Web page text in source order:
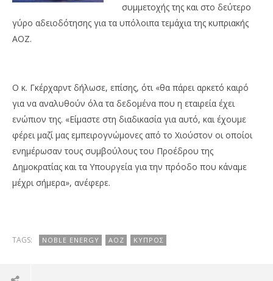
συμμετοχής της και στο δεύτερο
γύρο αδειοδότησης για τα υπόλοιπα τεμάχια της κυπριακής
ΑΟΖ.
Ο κ. Γκέρχαρντ δήλωσε, επίσης, ότι «θα πάρει αρκετό καιρό
για να αναλυθούν όλα τα δεδομένα που η εταιρεία έχει
ενώπιον της. «Είμαστε στη διαδικασία για αυτό, και έχουμε
φέρει μαζί μας εμπειρογνώμονες από το Χιούστον οι οποίοι
ενημέρωσαν τους συμβούλους του Προέδρου της
Δημοκρατίας και τα Υπουργεία για την πρόοδο που κάναμε
μέχρι σήμερα», ανέφερε.
TAGS: NOBLE ENERGY ΑΟΖ ΚΎΠΡΟΣ